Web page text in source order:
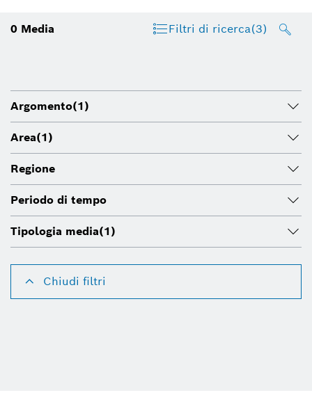
0 Media Filtri di ricerca(3)
Argomento(1)
Area(1)
Regione
Periodo di tempo
Tipologia media(1)
Chiudi filtri